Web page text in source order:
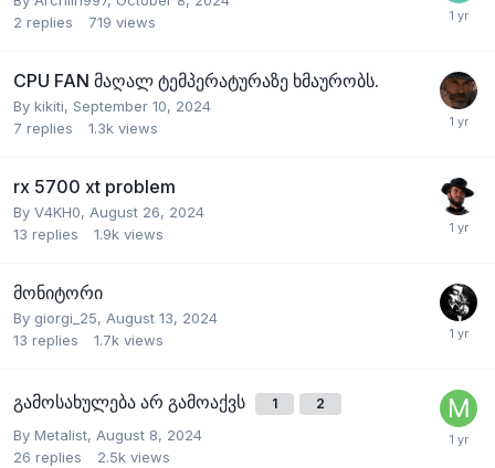
2 replies 719 views
CPU FAN მაღალ ტემპერატურაზე ხმაურობს.
By kikiti, September 10, 2024
7 replies 1.3k views
rx 5700 xt problem
By V4KH0, August 26, 2024
13 replies 1.9k views
მონიტორი
By giorgi_25, August 13, 2024
13 replies 1.7k views
გამოსახულება არ გამოაქვს 1 2
By Metalist, August 8, 2024
26 replies 2.5k views